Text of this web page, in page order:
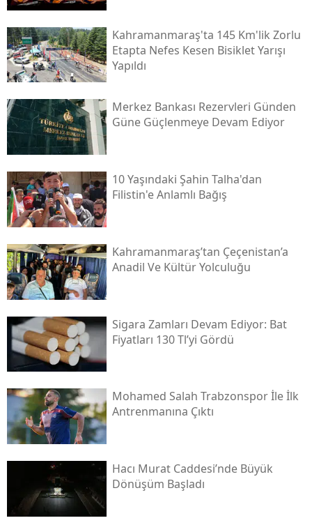
Kahramanmaraş'ta 145 Km'lik Zorlu
Etapta Nefes Kesen Bisiklet Yarışı
Yapıldı
Merkez Bankası Rezervleri Günden
Güne Güçlenmeye Devam Ediyor
10 Yaşındaki Şahin Talha'dan
Filistin'e Anlamlı Bağış
Kahramanmaraş’tan Çeçenistan’a
Anadil Ve Kültür Yolculuğu
Sigara Zamları Devam Ediyor: Bat
Fiyatları 130 Tl’yi Gördü
Mohamed Salah Trabzonspor İle İlk
Antrenmanına Çıktı
Hacı Murat Caddesi’nde Büyük
Dönüşüm Başladı